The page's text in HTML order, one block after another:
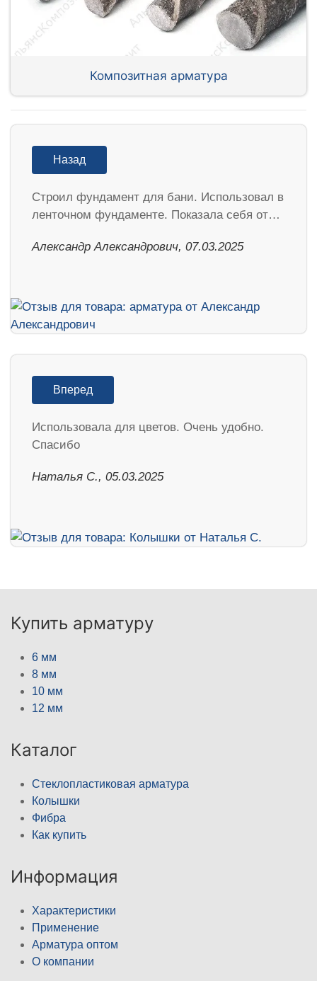
Композитная арматура
Назад
Строил фундамент для бани. Использовал в
ленточном фундаменте. Показала себя от…
Александр Александрович, 07.03.2025
Вперед
Использовала для цветов. Очень удобно.
Спасибо
Наталья С., 05.03.2025
Купить арматуру
6 мм
8 мм
10 мм
12 мм
Каталог
Стеклопластиковая арматура
Колышки
Фибра
Как купить
Информация
Характеристики
Применение
Арматура оптом
О компании